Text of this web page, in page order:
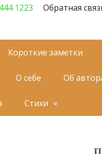
1223
Обратная
Короткие заметки
О себе Об
Стихи